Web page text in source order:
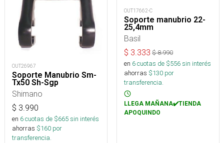
OUT26967
Soporte Manubrio Sm-
Tx50 Sh-Sgp
Shimano
$ 3.990
en 6cuotas de $665sin interés
ahorras $160 por
transferencia.
OUT17662-C
Soporte manubrio 22-
25,4mm
Basil
$ 3.333 $8.990
en 6cuotas de $556sin interés
ahorras $130 por
transferencia.
LLEGA MAÑANA✔️TIENDA
APOQUINDO